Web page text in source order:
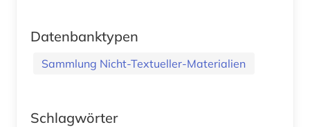
Datenbanktypen
Sammlung Nicht-Textueller-Materialien
Schlagwörter